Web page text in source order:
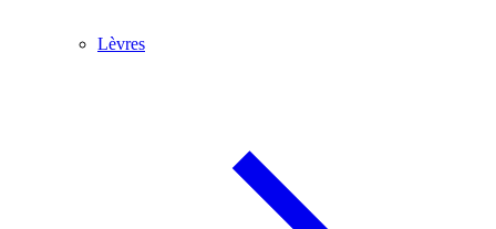
Lèvres